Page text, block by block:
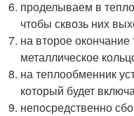
проделываем в
чтобы сквозь них
на второе
металлическое
на теплообменник
который будет
непосредственно